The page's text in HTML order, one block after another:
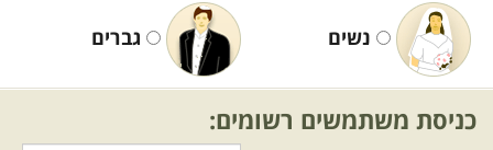
נשים גברים
כניסת משתמשים רשומים: